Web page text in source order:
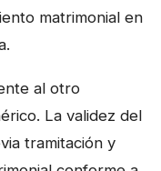
matrimonial en
al otro
La validez del
tramitación y